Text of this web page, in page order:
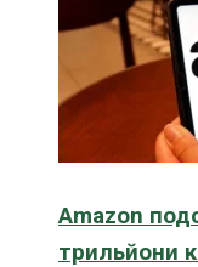
Amazon
трильйони